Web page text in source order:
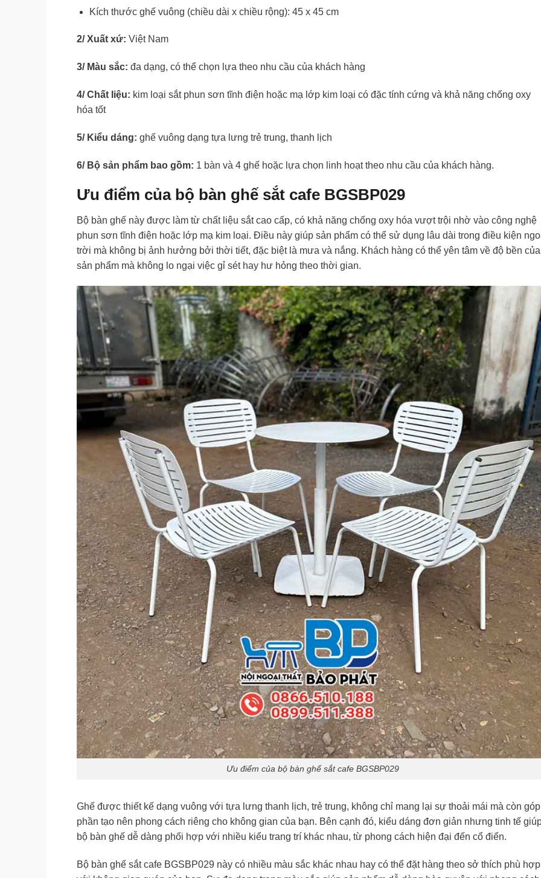
Kích thước ghế vuông (chiều dài x chiều rộng): 45 x 45 cm
2/ Xuất xứ: Việt Nam
3/ Màu sắc: đa dạng, có thể chọn lựa theo nhu cầu của khách hàng
4/ Chất liệu: kim loại sắt phun sơn tĩnh điện hoặc mạ lớp kim loại có đặc tính cứng và khả năng chống oxy
hóa tốt
5/ Kiểu dáng: ghế vuông dạng tựa lưng trẻ trung, thanh lịch
6/ Bộ sản phẩm bao gồm: 1 bàn và 4 ghế hoặc lựa chọn linh hoạt theo nhu cầu của khách hàng.
Ưu điểm của bộ bàn ghế sắt cafe BGSBP029
Bộ bàn ghế này được làm từ chất liệu sắt cao cấp, có khả năng chống oxy hóa vượt trội nhờ vào công nghệ
phun sơn tĩnh điện hoặc lớp mạ kim loại. Điều này giúp sản phẩm có thể sử dụng lâu dài trong điều kiện
trời mà không bị ảnh hưởng bởi thời tiết, đặc biệt là mưa và nắng. Khách hàng có thể yên tâm về độ bền của
sản phẩm mà không lo ngại việc gỉ sét hay hư hỏng theo thời gian.
Ưu điểm của bộ bàn ghế sắt cafe BGSBP029
Ghế được thiết kế dạng vuông với tựa lưng thanh lịch, trẻ trung, không chỉ mang lại sự thoải mái mà còn góp
phần tạo nên phong cách riêng cho không gian của bạn. Bên cạnh đó, kiểu dáng đơn giản nhưng tinh tế
bộ bàn ghế dễ dàng phối hợp với nhiều kiểu trang trí khác nhau, từ phong cách hiện đại đến cổ điển.
Bộ bàn ghế sắt cafe BGSBP029 này có nhiều màu sắc khác nhau hay có thể đặt hàng theo sở thích phù hợp